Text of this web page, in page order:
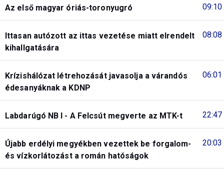
09:10
Az első magyar óriás-toronyugró
08:08
Ittasan autózott az ittas vezetése miatt elrendelt
kihallgatására
06:01
Krízishálózat létrehozását javasolja a várandós
édesanyáknak a KDNP
22:47
Labdarúgó NB I - A Felcsút megverte az MTK-t
20:03
Újabb erdélyi megyékben vezettek be forgalom-
és vízkorlátozást a román hatóságok